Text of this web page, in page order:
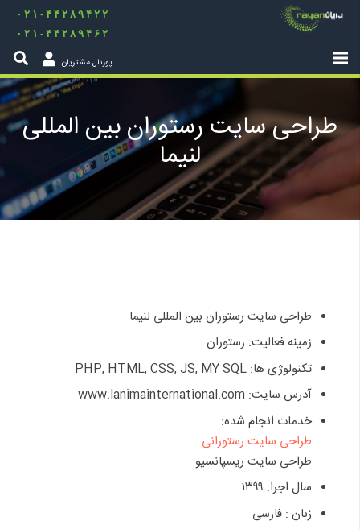
۰۲۱-۴۴۲۸۹۴۲۲
۰۲۱-۴۴۲۸۹۴۶۲
پورتال مشتریان
طراحی سایت رستوران بین المللی
لنیما
طراحی سایت رستوران بین المللی لنیما
زمینه فعالیت: رستوران
تکنولوژی ها: PHP, HTML, CSS, JS, MY SQL
آدرس سایت: www.lanimainternational.com
خدمات انجام شده:
طراحی سایت رستورانی
طراحی سایت ریسپانسیو
سال اجرا: ۱۳۹۹
زبان : فارسی